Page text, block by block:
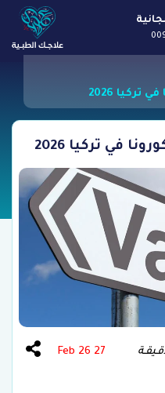
2026
في تركيا 2026
27 Feb 26